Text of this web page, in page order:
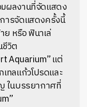
ผลงานที่จัดแสดง
ารจัดแสดงครั้งนี้
หรือ ฟินาเล่
วิต
Aquarium” แต่
ทลแก้วโปรดและ
ในบรรยากาศที่